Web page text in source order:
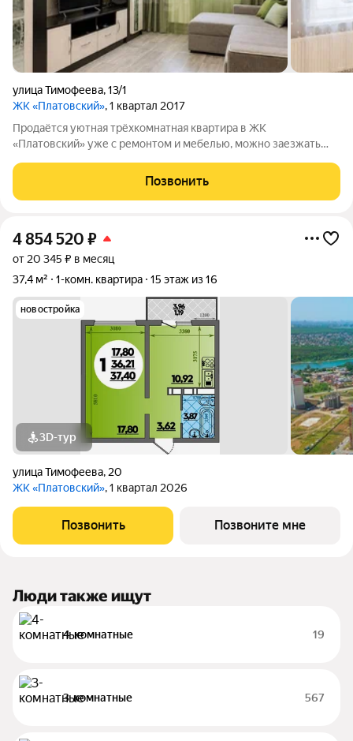
улица Тимофеева,13/1
ЖК «Платовский», 1 квартал 2017
Продаётся уютная трёхкомнатная квартира в ЖК
«Платовский» уже с ремонтом и мебелью, можно заезжать
виды на комплекс, а благодаря низкой плотности застройки в
комнаты попадает много
Позвонить
4 854 520 ₽
от 20 345 ₽ в месяц
37,4 м²
1-комн. квартира 15 этаж из 16
новостройка
3D-тур
улица Тимофеева, 20
ЖК «Платовский», 1 квартал 2026
Позвонить Позвоните мне
Люди также ищут
4-комнатные 19
3-комнатные 567